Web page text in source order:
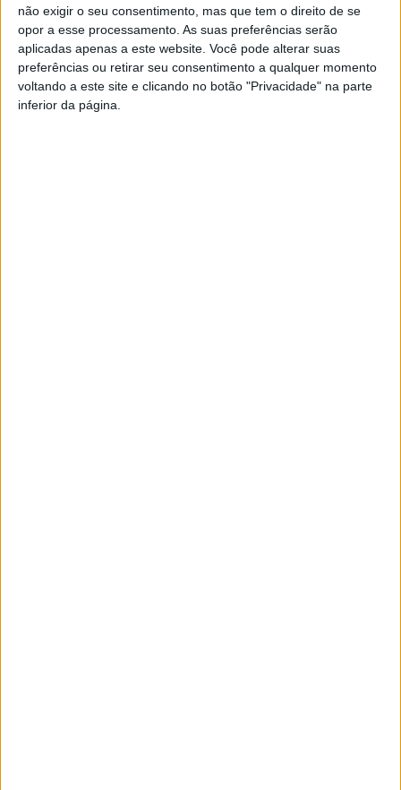
não exigir o seu consentimento, mas que tem o direito de se
opor a esse processamento. As suas preferências serão
aplicadas apenas a este website. Você pode alterar suas
preferências ou retirar seu consentimento a qualquer momento
voltando a este site e clicando no botão "Privacidade" na parte
inferior da página.
Castelo Branco.
Esta e outras notícias para ouvir na Estação Diária – 96.8
FM ou emwww.968.fm.